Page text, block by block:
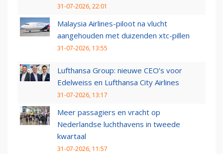
31-07-2026, 22:01
Malaysia Airlines-piloot na vlucht
aangehouden met duizenden xtc-pillen
31-07-2026, 13:55
Lufthansa Group: nieuwe CEO’s voor
Edelweiss en Lufthansa City Airlines
31-07-2026, 13:17
Meer passagiers en vracht op
Nederlandse luchthavens in tweede
kwartaal
31-07-2026, 11:57